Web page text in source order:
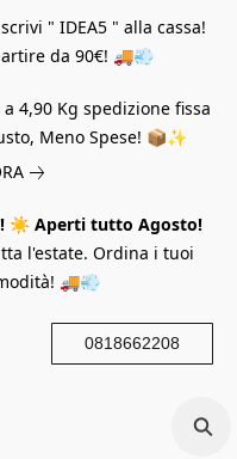
" IDEA5 " alla cassa!
da 90€! 🚚💨
4,90 Kg spedizione fissa
Meno Spese! 📦✨
☀️ Aperti tutto Agosto!
l'estate. Ordina i tuoi
🚚💨
0818662208